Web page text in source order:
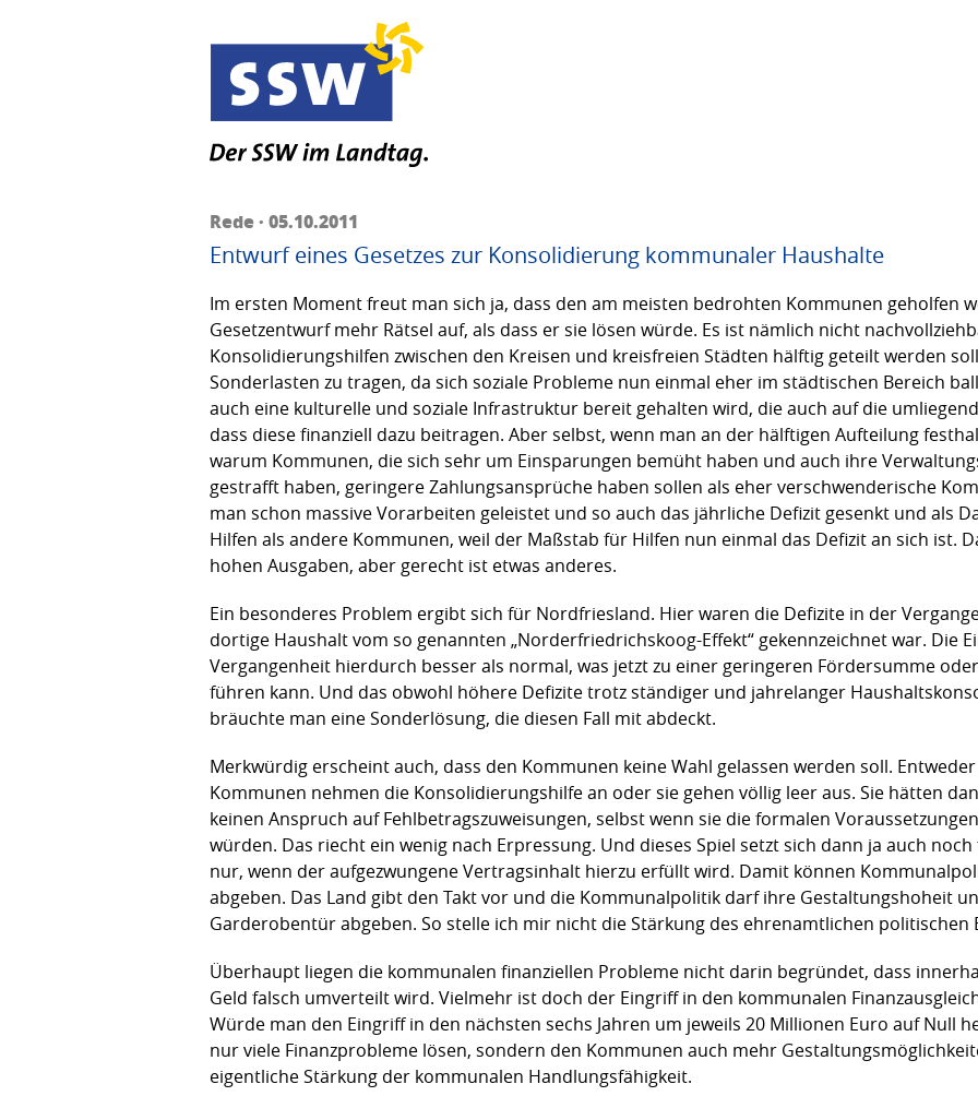
Rede · 05.10.2011
Entwurf eines Gesetzes zur Konsolidierung kommunaler Haushalte
Im ersten Moment freut man sich ja, dass den am meisten bedrohten Kommunen geholfen
Gesetzentwurf mehr Rätsel auf, als dass er sie lösen würde. Es ist nämlich nicht
Konsolidierungshilfen zwischen den Kreisen und kreisfreien Städten hälftig geteilt werden
Sonderlasten zu tragen, da sich soziale Probleme nun einmal eher im städtischen Bereich
auch eine kulturelle und soziale Infrastruktur bereit gehalten wird, die auch auf die
dass diese finanziell dazu beitragen. Aber selbst, wenn man an der hälftigen Aufteilung
warum Kommunen, die sich sehr um Einsparungen bemüht haben und auch ihre
gestrafft haben, geringere Zahlungsansprüche haben sollen als eher verschwenderische
man schon massive Vorarbeiten geleistet und so auch das jährliche Defizit gesenkt und als
Hilfen als andere Kommunen, weil der Maßstab für Hilfen nun einmal das Defizit an sich ist.
hohen Ausgaben, aber gerecht ist etwas anderes.
Ein besonderes Problem ergibt sich für Nordfriesland. Hier waren die Defizite in der
dortige Haushalt vom so genannten „Norderfriedrichskoog-Effekt“ gekennzeichnet war. Die
Vergangenheit hierdurch besser als normal, was jetzt zu einer geringeren Fördersumme
führen kann. Und das obwohl höhere Defizite trotz ständiger und jahrelanger
bräuchte man eine Sonderlösung, die diesen Fall mit abdeckt.
Merkwürdig erscheint auch, dass den Kommunen keine Wahl gelassen werden soll.
Kommunen nehmen die Konsolidierungshilfe an oder sie gehen völlig leer aus. Sie hätten
keinen Anspruch auf Fehlbetragszuweisungen, selbst wenn sie die formalen
würden. Das riecht ein wenig nach Erpressung. Und dieses Spiel setzt sich dann ja auch
nur, wenn der aufgezwungene Vertragsinhalt hierzu erfüllt wird. Damit können
abgeben. Das Land gibt den Takt vor und die Kommunalpolitik darf ihre Gestaltungshoheit
Garderobentür abgeben. So stelle ich mir nicht die Stärkung des ehrenamtlichen politischen
Überhaupt liegen die kommunalen finanziellen Probleme nicht darin begründet, dass
Geld falsch umverteilt wird. Vielmehr ist doch der Eingriff in den kommunalen
Würde man den Eingriff in den nächsten sechs Jahren um jeweils 20 Millionen Euro auf Null
nur viele Finanzprobleme lösen, sondern den Kommunen auch mehr
eigentliche Stärkung der kommunalen Handlungsfähigkeit.